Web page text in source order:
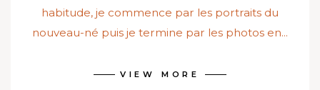
habitude, je commence par les portraits du
nouveau-né puis je termine par les photos en...
VIEW MORE